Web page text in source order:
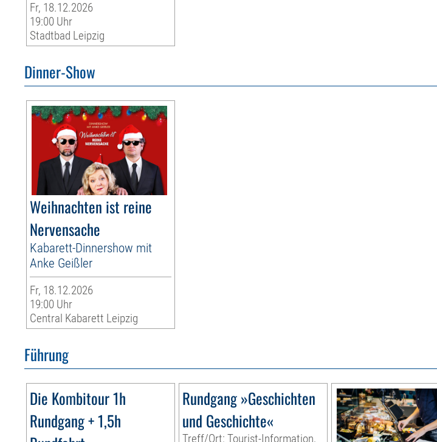
Fr, 18.12.2026
19:00 Uhr
Stadtbad Leipzig
Dinner-Show
Weihnachten ist reine
Nervensache
Kabarett-Dinnershow mit
Anke Geißler
Fr, 18.12.2026
19:00 Uhr
Central Kabarett Leipzig
Führung
Die Kombitour 1h
Rundgang + 1,5h
Rundgang »Geschichten
und Geschichte«
Treff/Ort: Tourist-Information,